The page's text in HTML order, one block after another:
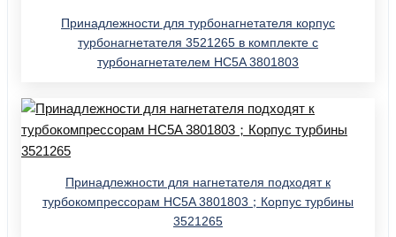
Принадлежности для турбонагнетателя корпус
турбонагнетателя 3521265 в комплекте с
турбонагнетателем HC5A 3801803
Принадлежности для нагнетателя подходят к
турбокомпрессорам HC5A 3801803；Корпус турбины
3521265